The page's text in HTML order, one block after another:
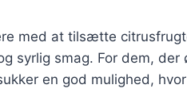
med at tilsætte
syrlig smag. For dem,
en god mulighed,